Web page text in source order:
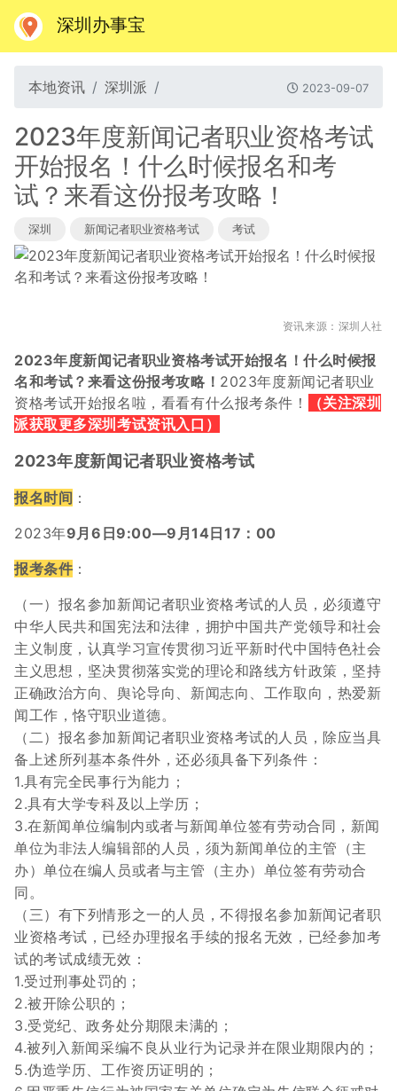
深圳办事宝
本地资讯 深圳派 2023-09-07
2023年度新闻记者职业资格考试
开始报名！什么时候报名和考
试？来看这份报考攻略！
深圳 新闻记者职业资格考试 考试
资讯来源：深圳人社
2023年度新闻记者职业资格考试开始报名！什么时候报
名和考试？来看这份报考攻略！ 2023年度新闻记者职业
资格考试开始报名啦，看看有什么报考条件！
（关注深圳
派获取更多深圳考试资讯入口 ）
2023年度新闻记者职业资格考试
报名时间 ：
2023年9月6日9:00—9月14日17：00
报考条件 ：
（一）报名参加新闻记者职业资格考试的人员，必须遵守
中华人民共和国宪法和法律，拥护中国共产党领导和社会
主义制度，认真学习宣传贯彻习近平新时代中国特色社会
主义思想，坚决贯彻落实党的理论和路线方针政策，坚持
正确政治方向、舆论导向、新闻志向、工作取向，热爱新
闻工作，恪守职业道德。
（二）报名参加新闻记者职业资格考试的人员，除应当具
备上述所列基本条件外，还必须具备下列条件：
1.具有完全民事行为能力；
2.具有大学专科及以上学历；
3.在新闻单位编制内或者与新闻单位签有劳动合同，新闻
单位为非法人编辑部的人员，须为新闻单位的主管（主
办）单位在编人员或者与主管（主办）单位签有劳动合
同。
（三）有下列情形之一的人员，不得报名参加新闻记者职
业资格考试，已经办理报名手续的报名无效，已经参加考
试的考试成绩无效：
1.受过刑事处罚的；
2.被开除公职的；
3.受党纪、政务处分期限未满的；
4.被列入新闻采编不良从业行为记录并在限业期限内的；
5.伪造学历、工作资历证明的；